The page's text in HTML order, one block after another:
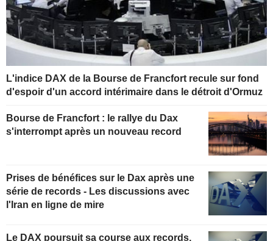
L'indice DAX de la Bourse de Francfort recule sur fond
d'espoir d'un accord intérimaire dans le détroit d'Ormuz
Bourse de Francfort : le rallye du Dax
s'interrompt après un nouveau record
Prises de bénéfices sur le Dax après une
série de records - Les discussions avec
l'Iran en ligne de mire
Le DAX poursuit sa course aux records,